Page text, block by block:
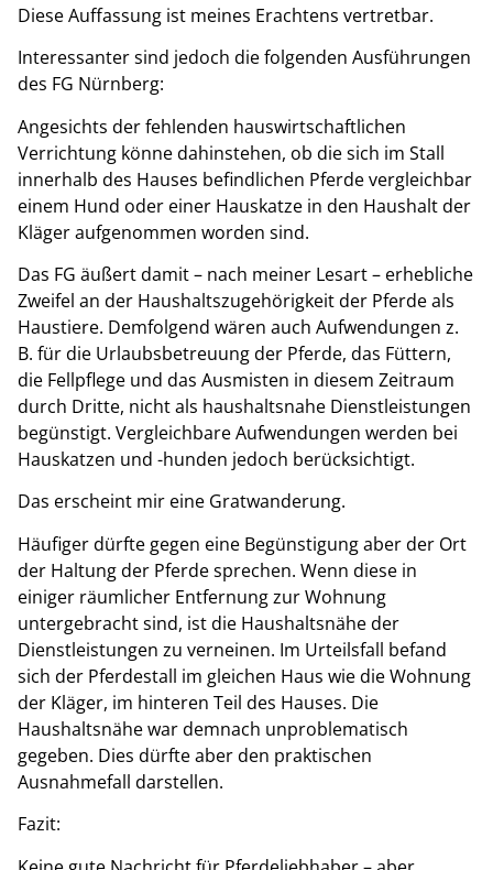
Diese Auffassung ist meines Erachtens vertretbar.
Interessanter sind jedoch die folgenden Ausführungen
des FG Nürnberg:
Angesichts der fehlenden hauswirtschaftlichen
Verrichtung könne dahinstehen, ob die sich im Stall
innerhalb des Hauses befindlichen Pferde vergleichbar
einem Hund oder einer Hauskatze in den Haushalt der
Kläger aufgenommen worden sind.
Das FG äußert damit – nach meiner Lesart – erhebliche
Zweifel an der Haushaltszugehörigkeit der Pferde als
Haustiere. Demfolgend wären auch Aufwendungen z.
B. für die Urlaubsbetreuung der Pferde, das Füttern,
die Fellpflege und das Ausmisten in diesem Zeitraum
durch Dritte, nicht als haushaltsnahe Dienstleistungen
begünstigt. Vergleichbare Aufwendungen werden bei
Hauskatzen und -hunden jedoch berücksichtigt.
Das erscheint mir eine Gratwanderung.
Häufiger dürfte gegen eine Begünstigung aber der Ort
der Haltung der Pferde sprechen. Wenn diese in
einiger räumlicher Entfernung zur Wohnung
untergebracht sind, ist die Haushaltsnähe der
Dienstleistungen zu verneinen. Im Urteilsfall befand
sich der Pferdestall im gleichen Haus wie die Wohnung
der Kläger, im hinteren Teil des Hauses. Die
Haushaltsnähe war demnach unproblematisch
gegeben. Dies dürfte aber den praktischen
Ausnahmefall darstellen.
Fazit: